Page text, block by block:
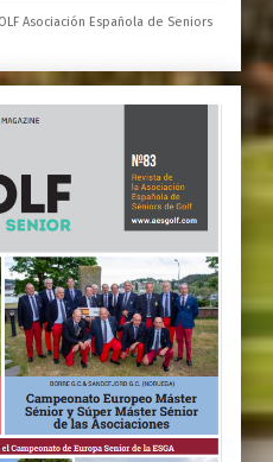
Asociación Española de Seniors